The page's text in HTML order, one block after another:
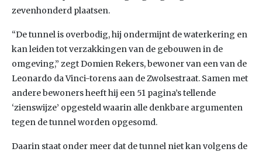
zevenhonderd plaatsen.
“De tunnel is overbodig, hij ondermijnt de waterkering en
kan leiden tot verzakkingen van de gebouwen in de
omgeving,” zegt Domien Rekers, bewoner van een van de
Leonardo da Vinci-torens aan de Zwolsestraat. Samen met
andere bewoners heeft hij een 51 pagina’s tellende
‘zienswijze’ opgesteld waarin alle denkbare argumenten
tegen de tunnel worden opgesomd.
Daarin staat onder meer dat de tunnel niet kan volgens de